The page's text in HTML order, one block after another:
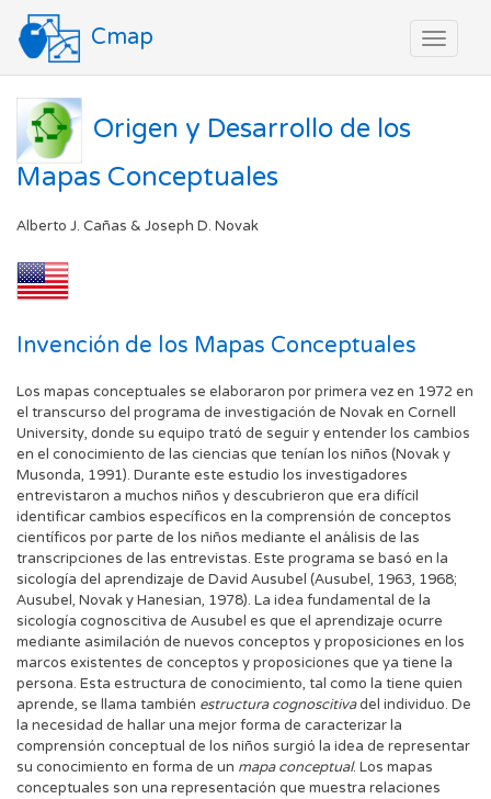
Toggle
Cmap
Origen y Desarrollo de los
Mapas Conceptuales
Alberto J. Cañas & Joseph D. Novak
Invención de los Mapas Conceptuales
Los mapas conceptuales se elaboraron por primera vez en 1972 en
el transcurso del programa de investigación de Novak en Cornell
University, donde su equipo trató de seguir y entender los cambios
en el conocimiento de las ciencias que tenían los niños (Novak y
Musonda, 1991). Durante este estudio los investigadores
entrevistaron a muchos niños y descubrieron que era difícil
identificar cambios específicos en la comprensión de conceptos
científicos por parte de los niños mediante el análisis de las
transcripciones de las entrevistas. Este programa se basó en la
sicología del aprendizaje de David Ausubel (Ausubel, 1963, 1968;
Ausubel, Novak y Hanesian, 1978). La idea fundamental de la
sicología cognoscitiva de Ausubel es que el aprendizaje ocurre
mediante asimilación de nuevos conceptos y proposiciones en los
marcos existentes de conceptos y proposiciones que ya tiene la
persona. Esta estructura de conocimiento, tal como la tiene quien
aprende, se llama también estructura cognoscitivadel individuo. De
la necesidad de hallar una mejor forma de caracterizar la
comprensión conceptual de los niños surgió la idea de representar
su conocimiento en forma de un mapa conceptual. Los mapas
conceptuales son una representación que muestra relaciones